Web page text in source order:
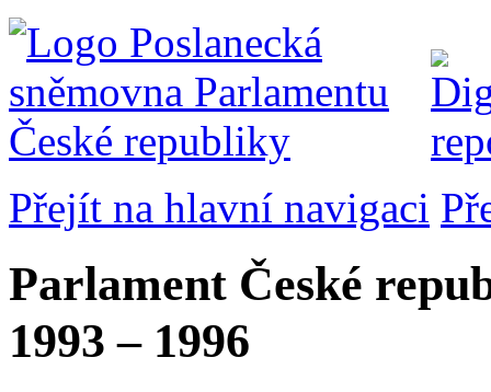
Přejít na hlavní navigaci
Parlament České
1993 – 1996